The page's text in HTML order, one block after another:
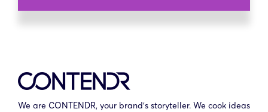
We are CONTENDR, your brand’s storyteller. We cook ideas